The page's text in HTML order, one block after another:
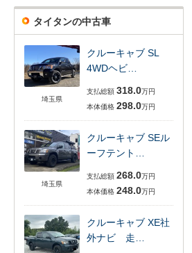
タイタンの中古車
埼玉県
クルーキャブ SL
4WDヘビ…
支払総額 318.0万円
本体価格 298.0万円
埼玉県
クルーキャブ SEル
ーフテント…
支払総額 268.0万円
本体価格 248.0万円
クルーキャブ XE社
外ナビ 走…